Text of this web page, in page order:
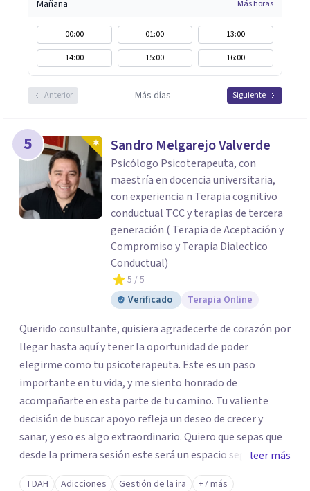
Mañana Más horas
00:00 01:00
13:00
14:00
15:00 16:00
Anterior Más días Siguiente
5 Sandro Melgarejo Valverde
Psicólogo Psicoterapeuta, con
maestría en docencia universitaria,
con experiencia n Terapia cognitivo
conductual TCC y terapias de tercera
generación ( Terapia de Aceptación y
Compromiso y Terapia Dialectico
Conductual)
5 / 5
Verificado
Terapia Online
Querido consultante, quisiera agradecerte de corazón por
llegar hasta aquí y tener la oportunidad de poder
elegirme como tu psicoterapeuta. Este es un paso
importante en tu vida, y me siento honrado de
acompañarte en esta parte de tu camino. Tu valiente
decisión de buscar apoyo refleja un deseo de crecer y
sanar, y eso es algo extraordinario. Quiero que sepas que
desde la primera sesión este será un espacio seguro
donde podrás expresar lo que sientes y piensas sin juicio.
leer más
TDAH Adicciones Gestión de la ira +7 más